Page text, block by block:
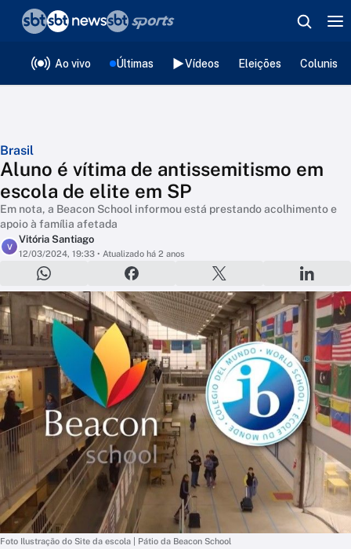
Ao vivo Últimas Vídeos Eleições
Brasil
Aluno é vítima de antissemitismo em
escola de elite em SP
Em nota, a Beacon School informou está prestando acolhimento e
apoio à família afetada
V
Vitória Santiago
12/03/2024, 19:33 • Atualizado há 2 anos
Foto Ilustração do Site da escola | Pátio da Beacon School
❮voltar
Editorias